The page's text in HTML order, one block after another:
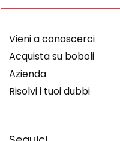
Vieni a conoscerci
Acquista su boboli
Azienda
Risolvi i tuoi dubbi